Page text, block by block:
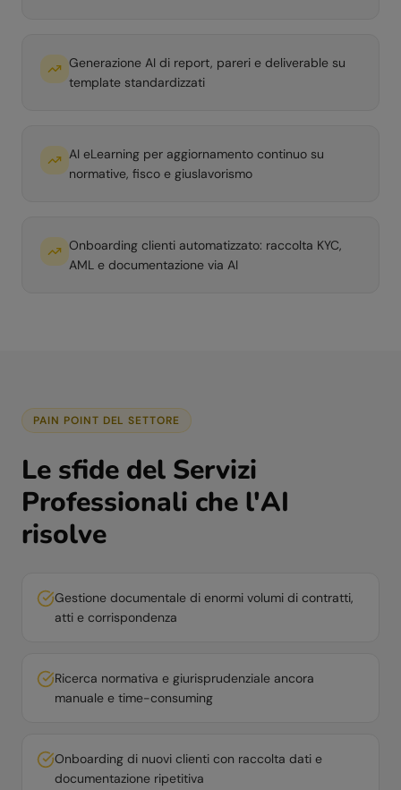
Generazione AI di report, pareri e deliverable su
template standardizzati
AI eLearning per aggiornamento continuo su
normative, fisco e giuslavorismo
Onboarding clienti automatizzato: raccolta KYC,
AML e documentazione via AI
PAIN POINT DEL SETTORE
Le sfide del Servizi
Professionali che l'AI
risolve
Gestione documentale di enormi volumi di contratti,
atti e corrispondenza
Ricerca normativa e giurisprudenziale ancora
manuale e time-consuming
Onboarding di nuovi clienti con raccolta dati e
documentazione ripetitiva